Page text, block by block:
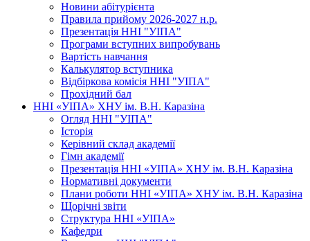
Новини абітурієнта
Правила прийому 2026-2027 н.р.
Презентація ННІ "УІПА"
Програми вступних випробувань
Вартість навчання
Калькулятор вступника
Відбіркова комісія ННІ "УІПА"
Прохідний бал
ННІ «УІПА» ХНУ ім. В.Н. Каразіна
Огляд ННІ "УІПА"
Історія
Керівний склад академії
Гімн академії
Презентація ННІ «УІПА» ХНУ ім. В.Н. Каразіна
Нормативні документи
Плани роботи ННІ «УІПА» ХНУ ім. В.Н. Каразіна
Щорічні звіти
Структура ННІ «УІПА»
Кафедри